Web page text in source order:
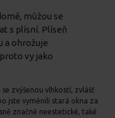
můžou se
s plísní. Plíseň
a ohrožuje
vy jako
zvýšenou vlhkostí, zvlášť
jste vyměnili stará okna za
značně neestetické, také